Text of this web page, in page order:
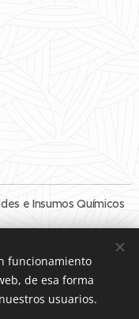
e Insumos Químicos
funcionamiento
de esa forma
usuarios.